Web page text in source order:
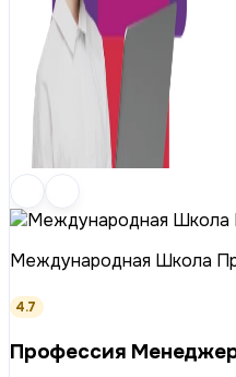
Международная Школа
4.7
Профессия